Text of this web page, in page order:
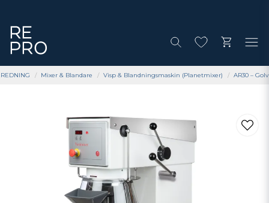
Mixer & Blandare Visp & Blandningsmaskin (Planetmixer) AR30 –